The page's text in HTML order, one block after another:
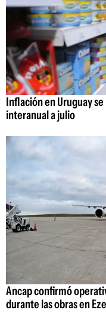
Inflación en Uruguay
interanual a julio
Ancap confirmó
durante las obras en